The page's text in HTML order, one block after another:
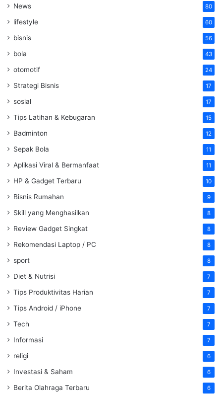
News 80
lifestyle 60
bisnis 56
bola 43
otomotif 24
Strategi Bisnis 17
sosial 17
Tips Latihan & Kebugaran 15
Badminton 12
Sepak Bola 11
Aplikasi Viral & Bermanfaat 11
HP & Gadget Terbaru 10
Bisnis Rumahan 9
Skill yang Menghasilkan 8
Review Gadget Singkat 8
Rekomendasi Laptop / PC 8
sport 8
Diet & Nutrisi 7
Tips Produktivitas Harian 7
Tips Android / iPhone 7
Tech 7
Informasi 7
religi 6
Investasi & Saham 6
Berita Olahraga Terbaru 6